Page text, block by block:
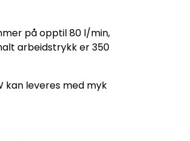
på opptil 80 l/min,
arbeidstrykk er 350
kan leveres med myk